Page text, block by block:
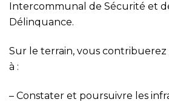
Intercommunal de Sécurité et
Délinquance.
Sur le terrain, vous
à :
– Constater et poursuivre les